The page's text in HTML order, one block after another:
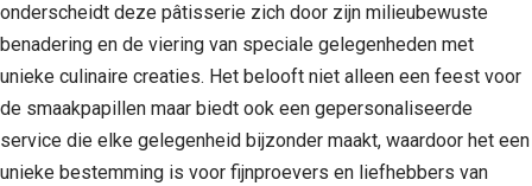
onderscheidt deze pâtisserie zich door zijn milieubewuste
benadering en de viering van speciale gelegenheden met
unieke culinaire creaties. Het belooft niet alleen een feest voor
de smaakpapillen maar biedt ook een gepersonaliseerde
service die elke gelegenheid bijzonder maakt, waardoor het een
unieke bestemming is voor fijnproevers en liefhebbers van